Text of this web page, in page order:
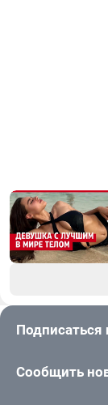
Подписаться
Сообщить